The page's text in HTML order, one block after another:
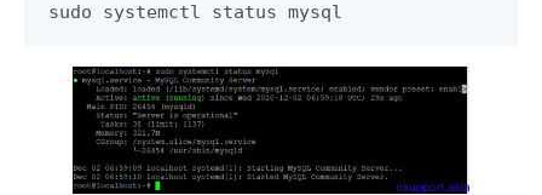
sudo systemctl status mysql